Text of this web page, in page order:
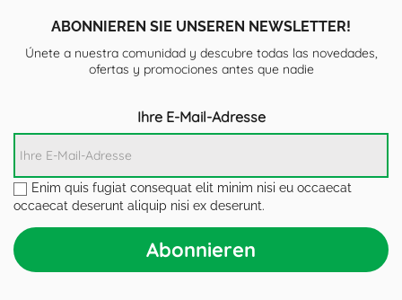
ABONNIEREN SIE UNSEREN NEWSLETTER!
Únete a nuestra comunidad y descubre todas las novedades,
ofertas y promociones antes que nadie
Ihre E-Mail-Adresse
Enim quis fugiat consequat elit minim nisi eu occaecat
occaecat deserunt aliquip nisi ex deserunt.